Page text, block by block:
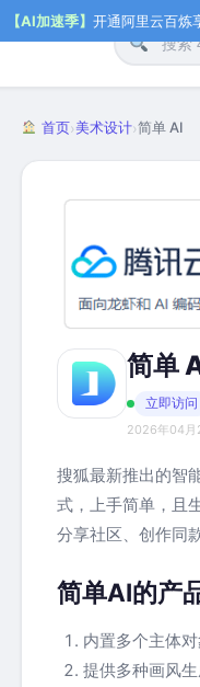
【AI加速季】 开通阿里云百炼
首页›美术设计›简单 AI
简单
立即访问
2026年04月
搜狐最新推出的智
式，上手简单，且
分享社区、创作同
简单AI的产
内置多个主体
提供多种画风